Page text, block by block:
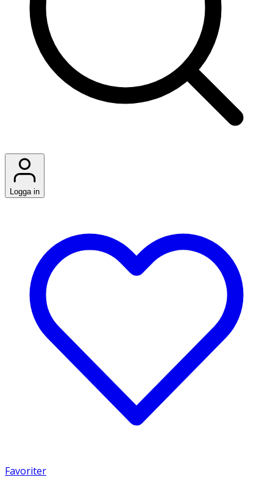
Logga in
Favoriter